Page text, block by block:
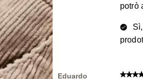
potrò
Eduardo 4 su 5